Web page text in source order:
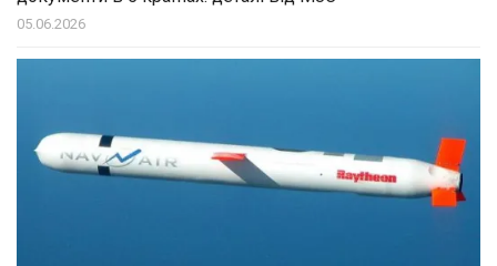
05.06.2026